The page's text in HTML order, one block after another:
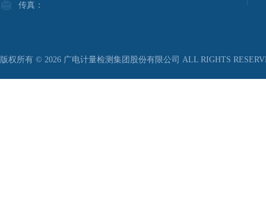
传真：
版权所有 © 2026 广电计量检测集团股份有限公司 ALL RIGHTS